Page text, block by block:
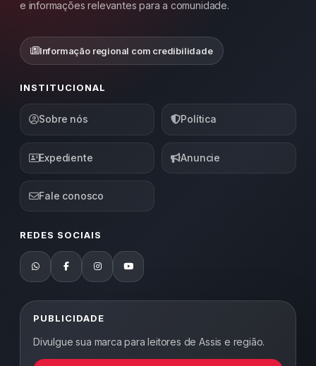
e informações relevantes para a comunidade.
Informação regional com credibilidade
INSTITUCIONAL
Sobre nós Política
Expediente Anuncie
Fale conosco
REDES SOCIAIS
PUBLICIDADE
Divulgue sua marca para leitores de Assis e região.